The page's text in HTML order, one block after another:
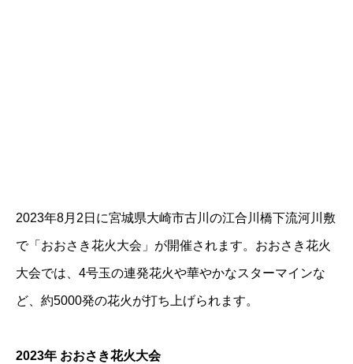
2023年8月2日に宮城県大崎市古川の江合川橋下流河川敷
で「おおさき花火大会」が開催されます。おおさき花火
大会では、4号玉の連発花火や華やかなスターマインな
ど、約5000発の花火が打ち上げられます。
2023年 おおさき花火大会